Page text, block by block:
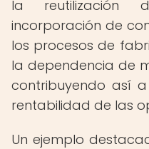
la reutilización
incorporación de
los procesos de
la dependencia de
contribuyendo así
rentabilidad de las
Un ejemplo